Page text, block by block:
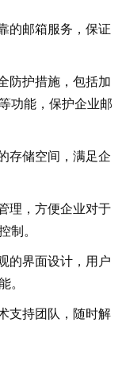
的邮箱服务，保证
防护措施，包括加
功能，保护企业邮
存储空间，满足企
理，方便企业对于
制。
的界面设计，用户
。
支持团队，随时解